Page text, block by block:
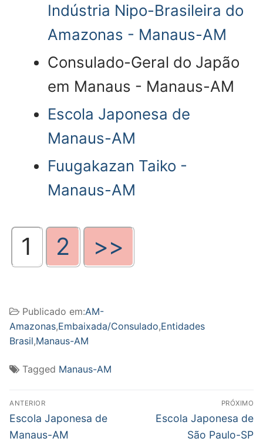
Indústria Nipo-Brasileira do
Amazonas - Manaus-AM
Consulado-Geral do Japão
em Manaus - Manaus-AM
Escola Japonesa de
Manaus-AM
Fuugakazan Taiko -
Manaus-AM
1 2 >>
Publicado em:AM-
Amazonas,Embaixada/Consulado,Entidades
Brasil,Manaus-AM
Tagged Manaus-AM
Navegação
de
Post
ANTERIOR
Post
anterior:
Escola Japonesa de
Manaus-AM
PRÓXIMO
Próximo
Escola Japonesa de
São Paulo-SP